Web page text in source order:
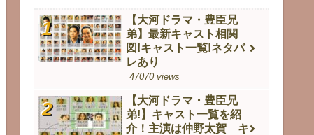
【大河ドラマ・豊臣兄
弟】最新キャスト相関
図!キャスト一覧!ネタバ
レあり
47070 views
【大河ドラマ・豊臣兄
弟!】キャスト一覧を紹
介！主演は仲野太賀 キ